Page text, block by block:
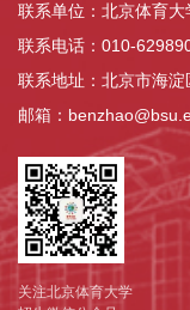
联系单位：北京体育大
联系电话：010-
联系地址：北京市海
邮箱：
关注北京体育大学